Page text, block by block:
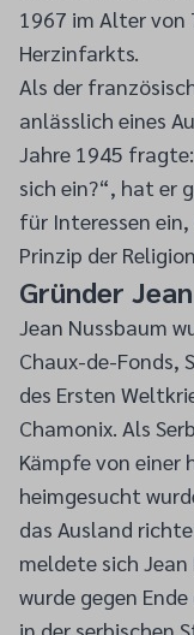
1967 im Alter von
Herzinfarkts.
Als der
anlässlich eines
Jahre 1945
sich ein?“, hat er
für Interessen
Prinzip der
Gründer
Jean Nussbaum
Chaux-de-Fonds,
des Ersten
Chamonix. Als
Kämpfe von einer
heimgesucht
das Ausland
meldete sich
wurde gegen